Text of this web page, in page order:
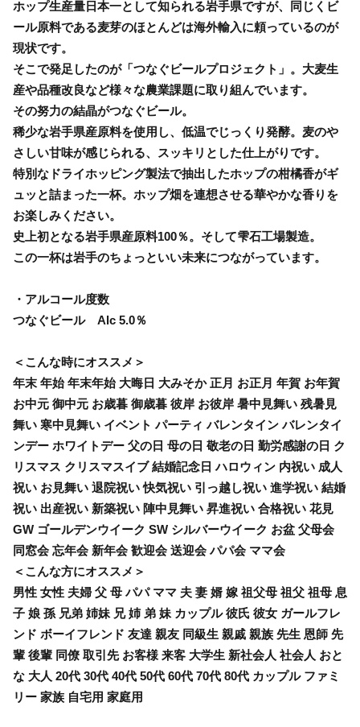
ホップ生産量日本一として知られる岩手県ですが、同じくビ
ール原料である麦芽のほとんどは海外輸入に頼っているのが
現状です。
そこで発足したのが「つなぐビールプロジェクト」。大麦生
産や品種改良など様々な農業課題に取り組んでいます。
その努力の結晶がつなぐビール。
稀少な岩手県産原料を使用し、低温でじっくり発酵。麦のや
さしい甘味が感じられる、スッキリとした仕上がりです。
特別なドライホッピング製法で抽出したホップの柑橘香がギ
ュッと詰まった一杯。ホップ畑を連想させる華やかな香りを
お楽しみください。
史上初となる岩手県産原料100％。そして雫石工場製造。
この一杯は岩手のちょっといい未来につながっています。
・アルコール度数
つなぐビール Alc 5.0％
＜こんな時にオススメ＞
年末 年始 年末年始 大晦日 大みそか 正月 お正月 年賀 お年賀
お中元 御中元 お歳暮 御歳暮 彼岸 お彼岸 暑中見舞い 残暑見
舞い 寒中見舞い イベント パーティ バレンタイン バレンタイ
ンデー ホワイトデー 父の日 母の日 敬老の日 勤労感謝の日 ク
リスマス クリスマスイブ 結婚記念日 ハロウィン 内祝い 成人
祝い お見舞い 退院祝い 快気祝い 引っ越し祝い 進学祝い 結婚
祝い 出産祝い 新築祝い 陣中見舞い 昇進祝い 合格祝い 花見
GW ゴールデンウイーク SW シルバーウイーク お盆 父母会
同窓会 忘年会 新年会 歓迎会 送迎会 パパ会 ママ会
＜こんな方にオススメ＞
男性 女性 夫婦 父 母 パパ ママ 夫 妻 婿 嫁 祖父母 祖父 祖母 息
子 娘 孫 兄弟 姉妹 兄 姉 弟 妹 カップル 彼氏 彼女 ガールフレ
ンド ボーイフレンド 友達 親友 同級生 親戚 親族 先生 恩師 先
輩 後輩 同僚 取引先 お客様 来客 大学生 新社会人 社会人 おと
な 大人 20代 30代 40代 50代 60代 70代 80代 カップル ファミ
リー 家族 自宅用 家庭用